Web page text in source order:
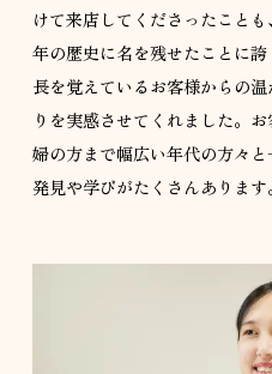
けて来店してくださったこと
年の歴史に名を残せたことに
長を覚えているお客様からの
りを実感させてくれました。
婦の方まで幅広い年代の方々
発見や学びがたくさんあります。